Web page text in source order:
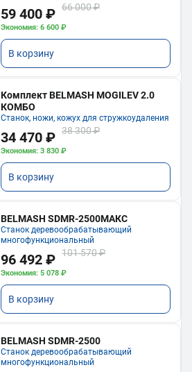
59 400 ₽ 66 000 ₽
Экономия: 6 600 ₽
В корзину
Комплект BELMASH MOGILEV 2.0
КОМБО
Станок, ножи, кожух для стружкоудаления
34 470 ₽ 38 300 ₽
Экономия: 3 830 ₽
В корзину
BELMASH SDMR-2500МАКС
Станок деревообрабатывающий
многофункциональный
96 492 ₽ 101 570 ₽
Экономия: 5 078 ₽
В корзину
BELMASH SDMR-2500
Станок деревообрабатывающий
многофункциональный